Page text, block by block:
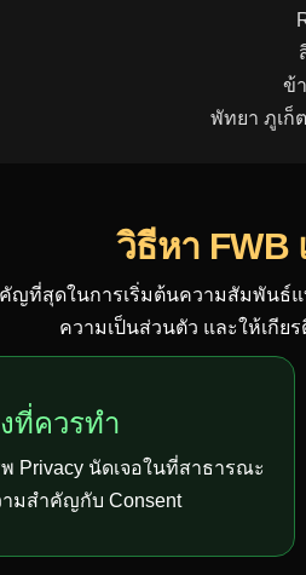
ข้
พัทยา ภูเก็
วิธีหา
ที่สุดในการเริ่มต้นความสัมพันธ์แ
ความเป็นส่วนตัว และให้เกีย
ที่ควรทำ
Privacy นัดเจอในที่สาธารณะ
มสำคัญกับ Consent